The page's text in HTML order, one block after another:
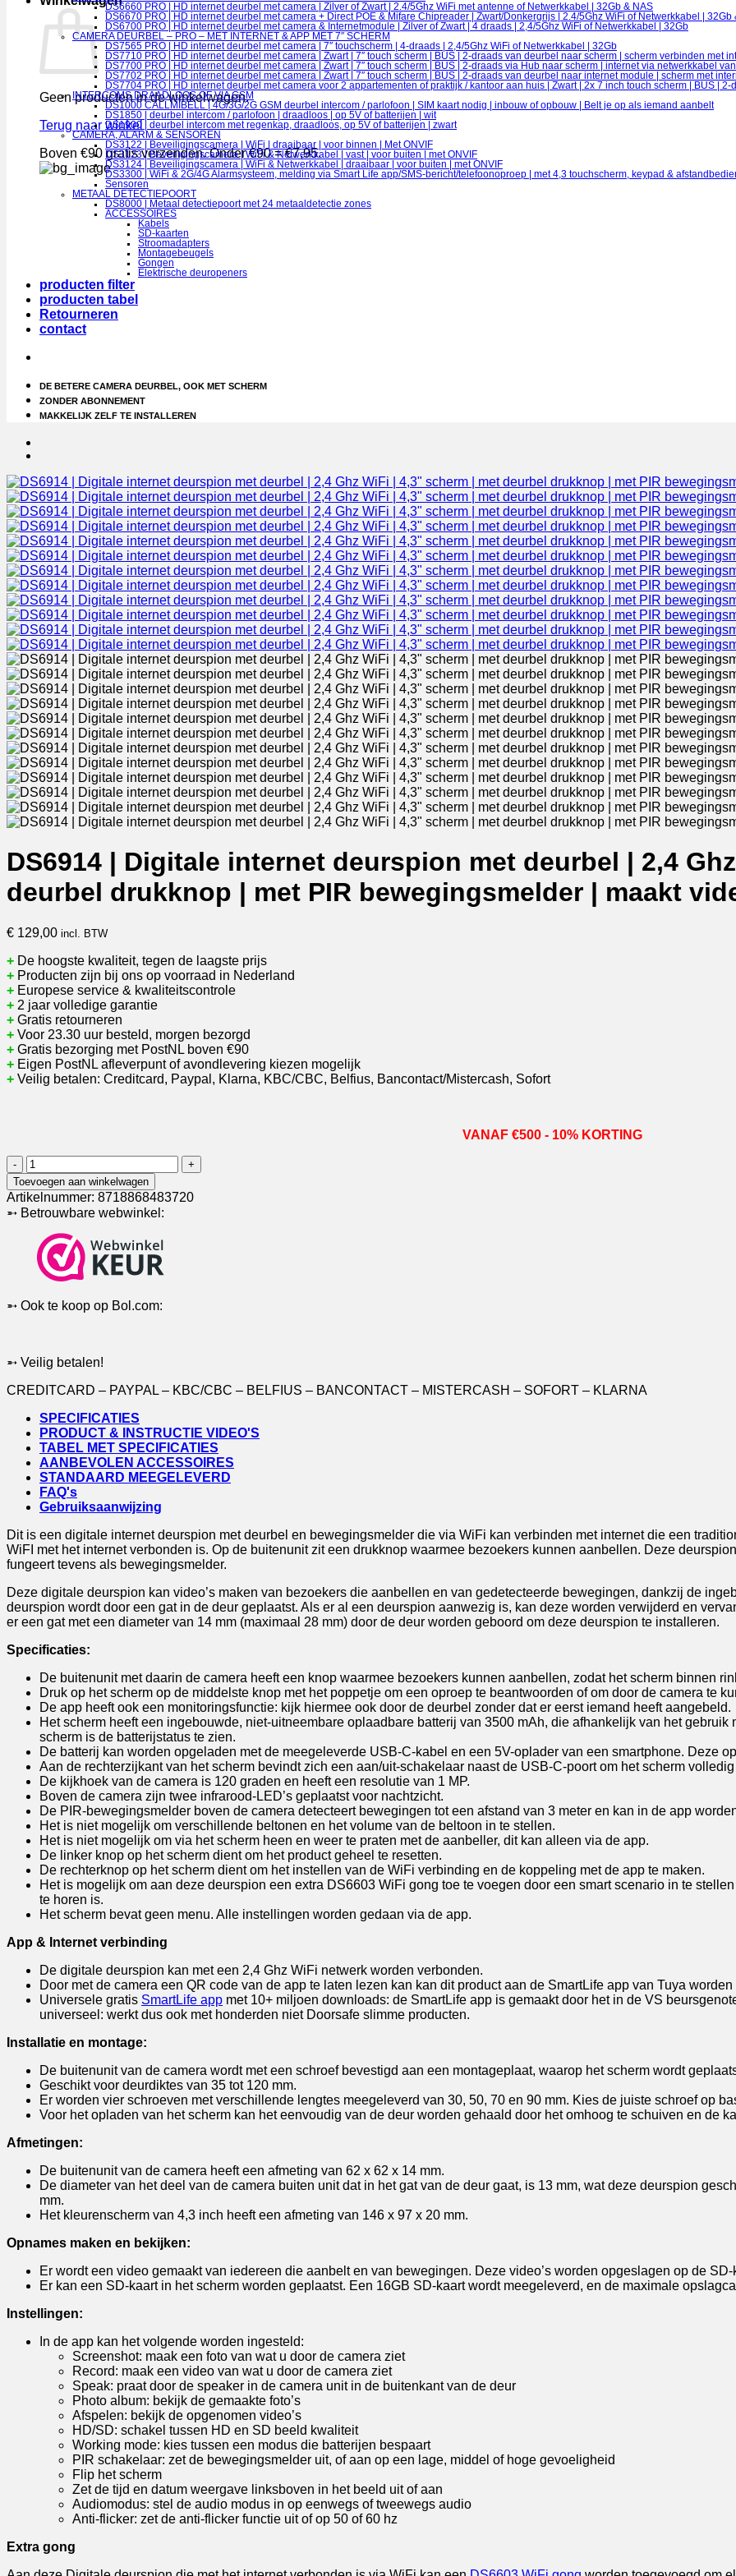
Geen producten in de winkelwagen.
Terug naar winkel
Boven €90 gratis verzenden. Onder €90 = €7,95.
DS6660 PRO | HD internet deurbel met camera | Zilver of Zwart | 2.4/5Ghz WiFi met antenne of Netwerkkabel | 32Gb & NAS
DS6670 PRO | HD internet deurbel met camera + Direct POE & Mifare Chipreader | Zwart/Donkergrijs | 2.4/5Ghz WiFi of Netwerkkabel | 32Gb
DS6700 PRO | HD internet deurbel met camera & Internetmodule | Zilver of Zwart | 4 draads | 2,4/5Ghz WiFi of Netwerkkabel | 32Gb
CAMERA DEURBEL – PRO – MET INTERNET & APP MET 7″ SCHERM
DS7565 PRO | HD internet deurbel met camera | 7″ touchscherm | 4-draads | 2,4/5Ghz WiFi of Netwerkkabel | 32Gb
DS7710 PRO | HD internet deurbel met camera | Zwart | 7″ touch scherm | BUS | 2-draads van deurbel naar scherm | scherm verbinden met
DS7700 PRO | HD internet deurbel met camera | Zwart | 7″ touch scherm | BUS | 2-draads via Hub naar scherm | internet via netwerkkabel
DS7702 PRO | HD internet deurbel met camera | Zwart | 7″ touch scherm | BUS | 2-draads van deurbel naar internet module | scherm met
DS7704 PRO | HD internet deurbel met camera voor 2 appartementen of praktijk / kantoor aan huis | Zwart | 2x 7 inch touch scherm | BUS |
INTERCOMS DRAADLOOS OF VIA GSM
DS1000 CALLMIBELL | 4G/3G/2G GSM deurbel intercom / parlofoon | SIM kaart nodig | inbouw of opbouw | Belt je op als iemand aanbelt
DS1850 | deurbel intercom / parlofoon | draadloos | op 5V of batterijen | wit
DS1900 | deurbel intercom met regenkap, draadloos, op 5V of batterijen | zwart
CAMERA, ALARM & SENSOREN
DS3122 | Beveiligingscamera | WiFi | draaibaar | voor binnen | Met ONVIF
DS3123 | Beveiligingscamera | WiFi & Netwerkkabel | vast | voor buiten | met ONVIF
DS3124 | Beveiligingscamera | WiFi & Netwerkkabel | draaibaar | voor buiten | met ONVIF
DS3300 | WiFi & 2G/4G Alarmsysteem, melding via Smart Life app/SMS-bericht/telefoonoproep | met 4,3 touchscherm, keypad &
Sensoren
METAAL DETECTIEPOORT
DS8000 | Metaal detectiepoort met 24 metaaldetectie zones
ACCESSOIRES
Kabels
SD-kaarten
Stroomadapters
Montagebeugels
Gongen
Elektrische deuropeners
producten filter
producten tabel
Retourneren
contact
DE BETERE CAMERA DEURBEL, OOK MET SCHERM
ZONDER ABONNEMENT
MAKKELIJK ZELF TE INSTALLEREN
DS6914 | Digitale internet deurspion met deurbel | 2,4
deurbel drukknop | met PIR bewegingsmelder | maakt
€ 129,00 incl. BTW
+ De hoogste kwaliteit, tegen de laagste prijs
+ Producten zijn bij ons op voorraad in Nederland
+ Europese service & kwaliteitscontrole
+ 2 jaar volledige garantie
+ Gratis retourneren
+ Voor 23.30 uur besteld, morgen bezorgd
+ Gratis bezorging met PostNL boven €90
+ Eigen PostNL afleverpunt of avondlevering kiezen mogelijk
+ Veilig betalen: Creditcard, Paypal, Klarna, KBC/CBC, Belfius, Bancontact/Mistercash, Sofort
VANAF €500 - 10% KORTING
DS6914
|
Digitale
internet
deurspion
met
deurbel
WiFi
scherm
|
met
deurbel
drukknop
met
PIR
bewegingsmelder
maakt
video's
|
16Gb
aantal
Toevoegen aan winkelwagen
Artikelnummer: 8718868483720
➵ Betrouwbare webwinkel:
➵ Ook te koop op Bol.com:
➵ Veilig betalen!
CREDITCARD – PAYPAL – KBC/CBC – BELFIUS – BANCONTACT – MISTERCASH – SOFORT – KLARNA
SPECIFICATIES
PRODUCT & INSTRUCTIE VIDEO'S
TABEL MET SPECIFICATIES
AANBEVOLEN ACCESSOIRES
STANDAARD MEEGELEVERD
FAQ's
Gebruiksaanwijzing
Dit is een digitale internet deurspion met deurbel en bewegingsmelder die via WiFi kan verbinden met internet die een
WiFI met het internet verbonden is. Op de buitenunit zit een drukknop waarmee bezoekers kunnen aanbellen. Deze
fungeert tevens als bewegingsmelder.
Deze digitale deurspion kan video’s maken van bezoekers die aanbellen en van gedetecteerde bewegingen, dankzij de
deurspion wordt door een gat in de deur geplaatst. Als er al een deurspion aanwezig is, kan deze worden verwijderd en
er een gat met een diameter van 14 mm (maximaal 28 mm) door de deur worden geboord om deze deurspion te installeren.
Specificaties:
De buitenunit met daarin de camera heeft een knop waarmee bezoekers kunnen aanbellen, zodat het scherm binnen
Druk op het scherm op de middelste knop met het poppetje om een oproep te beantwoorden of om door de camera te
De app heeft ook een monitoringsfunctie: kijk hiermee ook door de deurbel zonder dat er eerst iemand heeft aangebeld.
Het scherm heeft een ingebouwde, niet-uitneembare oplaadbare batterij van 3500 mAh, die afhankelijk van het
scherm is de batterijstatus te zien.
De batterij kan worden opgeladen met de meegeleverde USB-C-kabel en een 5V-oplader van een smartphone. Deze
Aan de rechterzijkant van het scherm bevindt zich een aan/uit-schakelaar naast de USB-C-poort om het scherm
De kijkhoek van de camera is 120 graden en heeft een resolutie van 1 MP.
Boven de camera zijn twee infrarood-LED’s geplaatst voor nachtzicht.
De PIR-bewegingsmelder boven de camera detecteert bewegingen tot een afstand van 3 meter en kan in de app
Het is niet mogelijk om verschillende beltonen en het volume van de beltoon in te stellen.
Het is niet mogelijk om via het scherm heen en weer te praten met de aanbeller, dit kan alleen via de app.
De linker knop op het scherm dient om het product geheel te resetten.
De rechterknop op het scherm dient om het instellen van de WiFi verbinding en de koppeling met de app te maken.
Het is mogelijk om aan deze deurspion een extra DS6603 WiFi gong toe te voegen door een smart scenario in te
te horen is.
Het scherm bevat geen menu. Alle instellingen worden gedaan via de app.
App & Internet verbinding
De digitale deurspion kan met een 2,4 Ghz WiFi netwerk worden verbonden.
Door met de camera een QR code van de app te laten lezen kan kan dit product aan de SmartLife app van Tuya
Universele gratis SmartLife app met 10+ miljoen downloads: de SmartLife app is gemaakt door het in de VS
universeel: werkt dus ook met honderden niet Doorsafe slimme producten.
Installatie en montage:
De buitenunit van de camera wordt met een schroef bevestigd aan een montageplaat, waarop het scherm wordt
Geschikt voor deurdiktes van 35 tot 120 mm.
Er worden vier schroeven met verschillende lengtes meegeleverd van 30, 50, 70 en 90 mm. Kies de juiste schroef op
Voor het opladen van het scherm kan het eenvoudig van de deur worden gehaald door het omhoog te schuiven en de
Afmetingen:
De buitenunit van de camera heeft een afmeting van 62 x 62 x 14 mm.
De diameter van het deel van de camera buiten unit dat in het gat van de deur gaat, is 13 mm, wat deze deurspion
mm.
Het kleurenscherm van 4,3 inch heeft een afmeting van 146 x 97 x 20 mm.
Opnames maken en bekijken:
Er wordt een video gemaakt van iedereen die aanbelt en van bewegingen. Deze video’s worden opgeslagen op de
Er kan een SD-kaart in het scherm worden geplaatst. Een 16GB SD-kaart wordt meegeleverd, en de maximale
Instellingen:
In de app kan het volgende worden ingesteld:
Screenshot: maak een foto van wat u door de camera ziet
Record: maak een video van wat u door de camera ziet
Speak: praat door de speaker in de camera unit in de buitenkant van de deur
Photo album: bekijk de gemaakte foto’s
Afspelen: bekijk de opgenomen video’s
HD/SD: schakel tussen HD en SD beeld kwaliteit
Working mode: kies tussen een modus die batterijen bespaart
PIR schakelaar: zet de bewegingsmelder uit, of aan op een lage, middel of hoge gevoeligheid
Flip het scherm
Zet de tijd en datum weergave linksboven in het beeld uit of aan
Audiomodus: stel de audio modus in op eenwegs of tweewegs audio
Anti-flicker: zet de anti-flicker functie uit of op 50 of 60 hz
Extra gong